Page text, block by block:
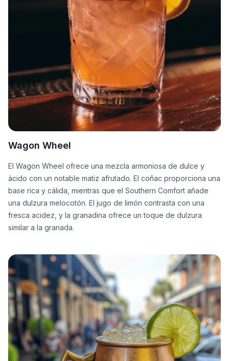
Wagon Wheel
El Wagon Wheel ofrece una mezcla armoniosa de dulce y
ácido con un notable matiz afrutado. El coñac proporciona una
base rica y cálida, mientras que el Southern Comfort añade
una dulzura melocotón. El jugo de limón contrasta con una
fresca acidez, y la granadina ofrece un toque de dulzura
similar a la granada.